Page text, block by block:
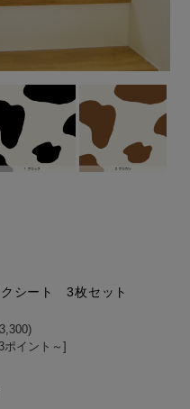
シート 3枚セット
ポイント～]